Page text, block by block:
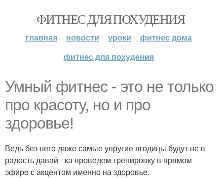
ФИТНЕС ДЛЯ ПОХУДЕНИЯ
главная новости уроки
фитнес дома
фитнес для похудения
Умный фитнес - это не только
про красоту, но и про
здоровье!
Ведь без него даже самые упругие ягодицы будут не в
радость давай - ка проведем тренировку в прямом
эфире с акцентом именно на здоровье.